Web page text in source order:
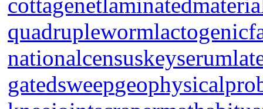
quadrupleworm
nationalcensuskeyserum
gatedsweep